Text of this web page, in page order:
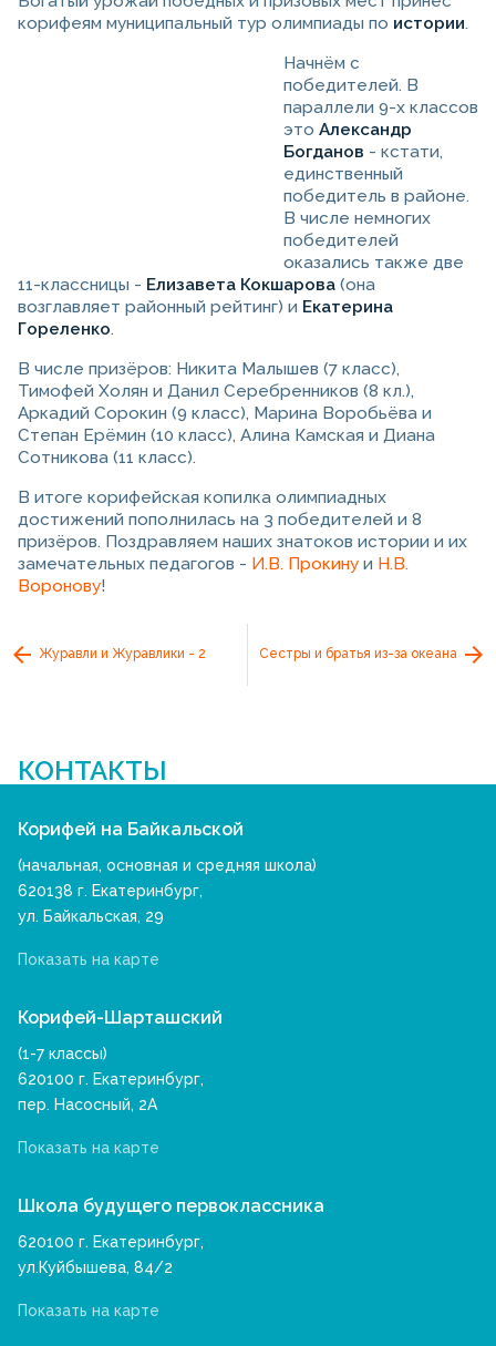
корифеям муниципальный тур олимпиады по истории.
Начнём с
победителей. В
параллели 9-х классов
это Александр
Богданов - кстати,
единственный
победитель в районе.
В числе немногих
победителей
оказались также две
11-классницы - Елизавета Кокшарова (она
возглавляет районный рейтинг) и Екатерина
Гореленко.
В числе призёров: Никита Малышев (7 класс),
Тимофей Холян и Данил Серебренников (8 кл.),
Аркадий Сорокин (9 класс), Марина Воробьёва и
Степан Ерёмин (10 класс), Алина Камская и Диана
Сотникова (11 класс).
В итоге корифейская копилка олимпиадных
достижений пополнилась на 3 победителей и 8
призёров. Поздравляем наших знатоков истории и их
замечательных педагогов - И.В. Прокину и Н.В.
Воронову!
Журавли и Журавлики - 2 Сестры и братья из-за океана
КОНТАКТЫ
Корифей на Байкальской
(начальная, основная и средняя школа)
620138 г. Екатеринбург,
ул. Байкальская, 29
Показать на карте
Корифей-Шарташский
(1-7 классы)
620100 г. Екатеринбург,
пер. Насосный, 2А
Показать на карте
Школа будущего первоклассника
620100 г. Екатеринбург,
ул.Куйбышева, 84/2
Показать на карте